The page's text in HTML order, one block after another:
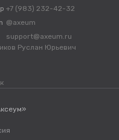
+7 (983) 232-42-32
@axeum
support@axeum.ru
Руслан Юрьевич